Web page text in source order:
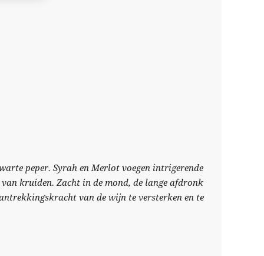
peper. Syrah en Merlot voegen intrigerende
kruiden. Zacht in de mond, de lange afdronk
van de wijn te versterken en te